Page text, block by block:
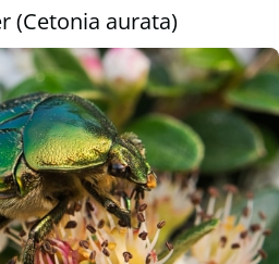
(Cetonia aurata)